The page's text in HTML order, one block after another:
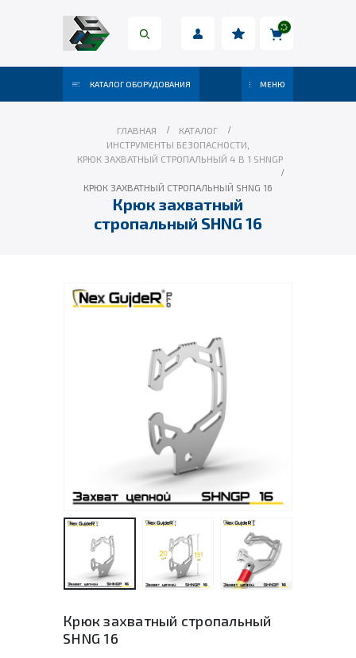
КАТАЛОГ ОБОРУДОВАНИЯ МЕНЮ
ГЛАВНАЯ
КАТАЛОГ
ИНСТРУМЕНТЫ БЕЗОПАСНОСТИ
КРЮК ЗАХВАТНЫЙ СТРОПАЛЬНЫЙ 4 В 1 SHNGP
КРЮК ЗАХВАТНЫЙ СТРОПАЛЬНЫЙ SHNG 16
Крюк захватный
стропальный SHNG 16
Крюк захватный стропальный
SHNG 16